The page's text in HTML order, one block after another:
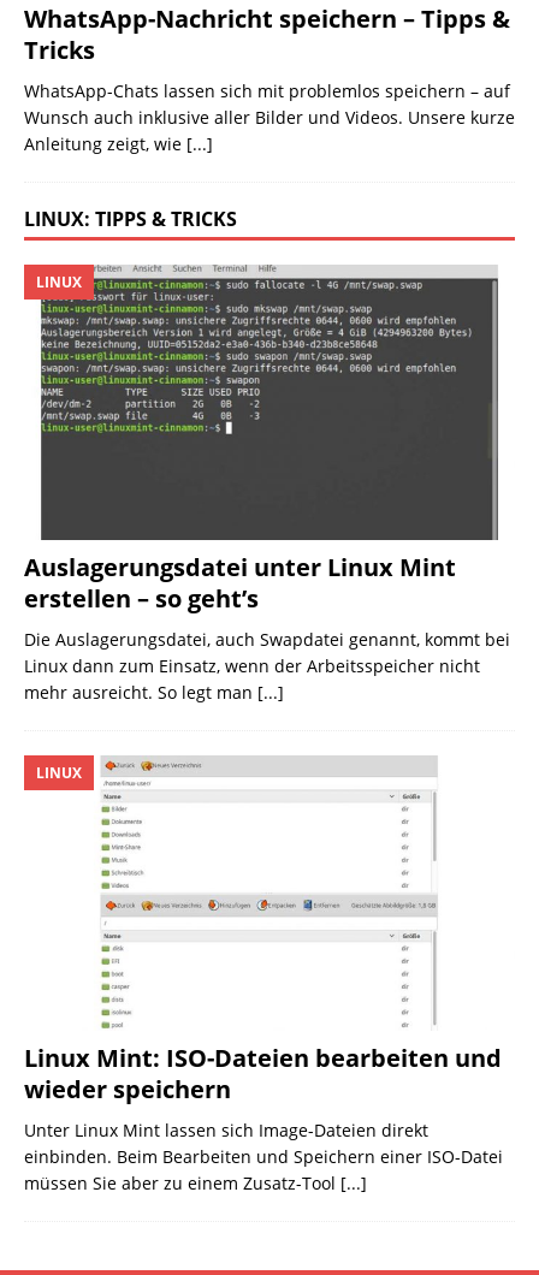
WhatsApp-Nachricht speichern – Tipps &
Tricks
WhatsApp-Chats lassen sich mit problemlos speichern – auf
Wunsch auch inklusive aller Bilder und Videos. Unsere kurze
Anleitung zeigt, wie [...]
LINUX: TIPPS & TRICKS
Auslagerungsdatei unter Linux Mint
erstellen – so geht’s
LINUX
Die Auslagerungsdatei, auch Swapdatei genannt, kommt bei
Linux dann zum Einsatz, wenn der Arbeitsspeicher nicht
mehr ausreicht. So legt man [...]
Linux Mint: ISO-Dateien bearbeiten und
wieder speichern
LINUX
Unter Linux Mint lassen sich Image-Dateien direkt
einbinden. Beim Bearbeiten und Speichern einer ISO-Datei
müssen Sie aber zu einem Zusatz-Tool [...]